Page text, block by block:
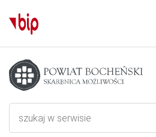
Starostwo powiatowe w Bochni